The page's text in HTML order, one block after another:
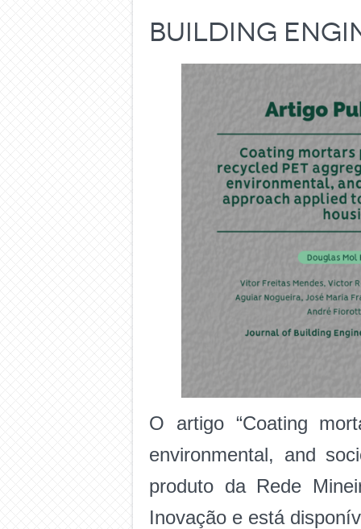
Building
O artigo “Coating
environmental, and
produto da Rede
Inovação e está